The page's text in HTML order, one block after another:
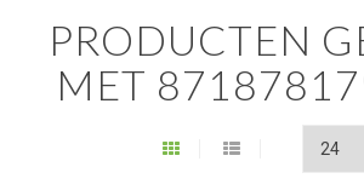
PRODUCTEN
MET